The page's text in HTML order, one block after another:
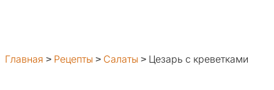
Главная > Рецепты > Салаты > Цезарь с креветками